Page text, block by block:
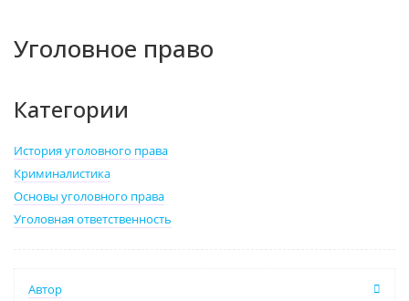
Уголовное право
Категории
История уголовного права
Криминалистика
Основы уголовного права
Уголовная ответственность
Автор